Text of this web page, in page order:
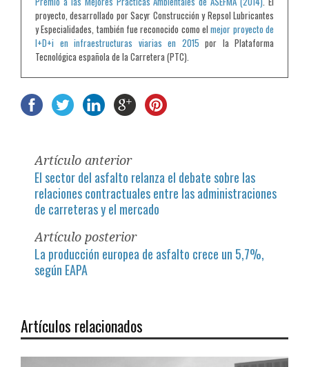
proyecto, desarrollado por Sacyr Construcción y Repsol Lubricantes
y Especialidades, también fue reconocido como elmejor proyecto de
I+D+i en infraestructuras viarias en 2015 por la Plataforma
Tecnológica española de la Carretera (PTC).
Artículo anterior
El sector del asfalto relanza el debate sobre las
relaciones contractuales entre las administraciones
de carreteras y el mercado
Artículo posterior
La producción europea de asfalto crece un 5,7%,
según EAPA
Artículos relacionados